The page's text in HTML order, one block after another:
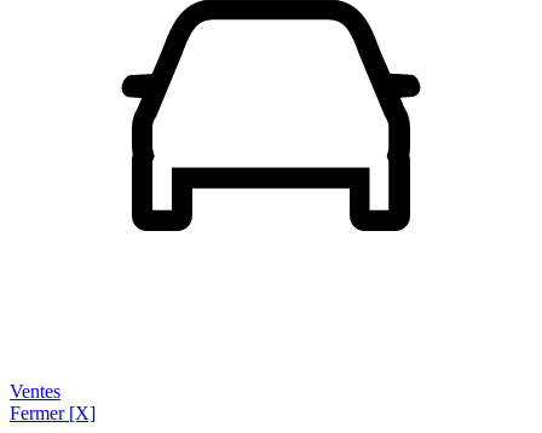
Ventes
Fermer [X]